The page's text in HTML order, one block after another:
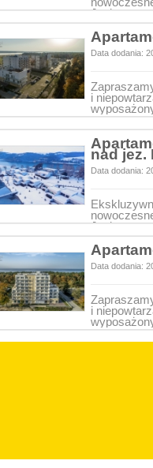
Jeziorze…
Data dodania:
i
nad jez.
Data dodania:
Jeziorze…
Data dodania:
i